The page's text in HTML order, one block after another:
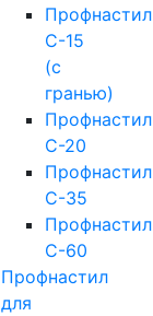
Профнастил
С-15
(с
гранью)
Профнастил
С-20
Профнастил
С-35
Профнастил
С-60
Профнастил
для